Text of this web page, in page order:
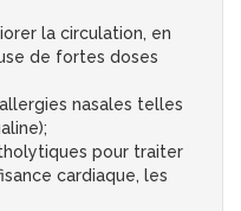
la circulation, en
de fortes doses
nasales telles
pour traiter
cardiaque, les